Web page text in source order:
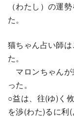
（わたし）の運
た。
猫ちゃん占い師
た。
マロンちゃんが
った。
○益は、往(ゆ)く
を渉(わた)るに利(